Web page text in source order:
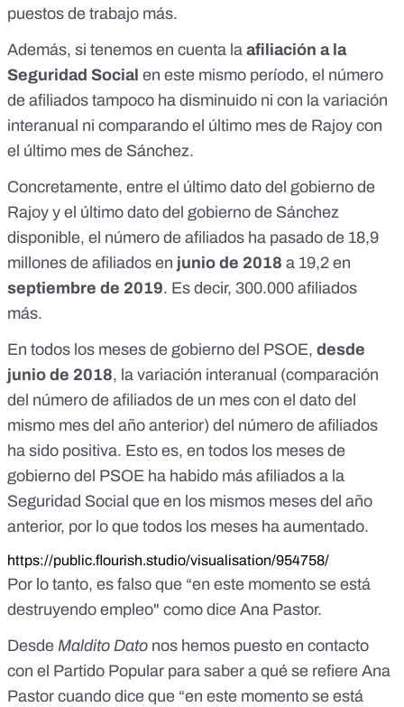
puestos de trabajo más.
Además, si tenemos en cuenta la afiliación a la
Seguridad Social en este mismo período, el número
de afiliados tampoco ha disminuido ni con la variación
interanual ni comparando el último mes de Rajoy con
el último mes de Sánchez.
Concretamente, entre el último dato del gobierno de
Rajoy y el último dato del gobierno de Sánchez
disponible, el número de afiliados ha pasado de 18,9
millones de afiliados en junio de 2018 a 19,2 en
septiembre de 2019. Es decir, 300.000 afiliados
más.
En todos los meses de gobierno del PSOE, desde
junio de 2018, la variación interanual (comparación
del número de afiliados de un mes con el dato del
mismo mes del año anterior) del número de afiliados
ha sido positiva. Esto es, en todos los meses de
gobierno del PSOE ha habido más afiliados a la
Seguridad Social que en los mismos meses del año
anterior, por lo que todos los meses ha aumentado.
https://public.flourish.studio/visualisation/954758/
Por lo tanto, es falso que “en este momento se está
destruyendo empleo" como dice Ana Pastor.
Desde Maldito Dato nos hemos puesto en contacto
con el Partido Popular para saber a qué se refiere Ana
Pastor cuando dice que “en este momento se está